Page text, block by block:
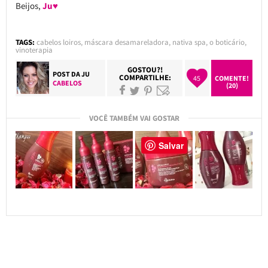
Beijos, Ju♥
TAGS: cabelos loiros, máscara desamareladora, nativa spa,o boticário,
vinoterapia
POST DAJU
CABELOS
GOSTOU?!
COMPARTILHE: 45
COMENTE!
(20)
VOCÊ TAMBÉM VAI GOSTAR
Salvar